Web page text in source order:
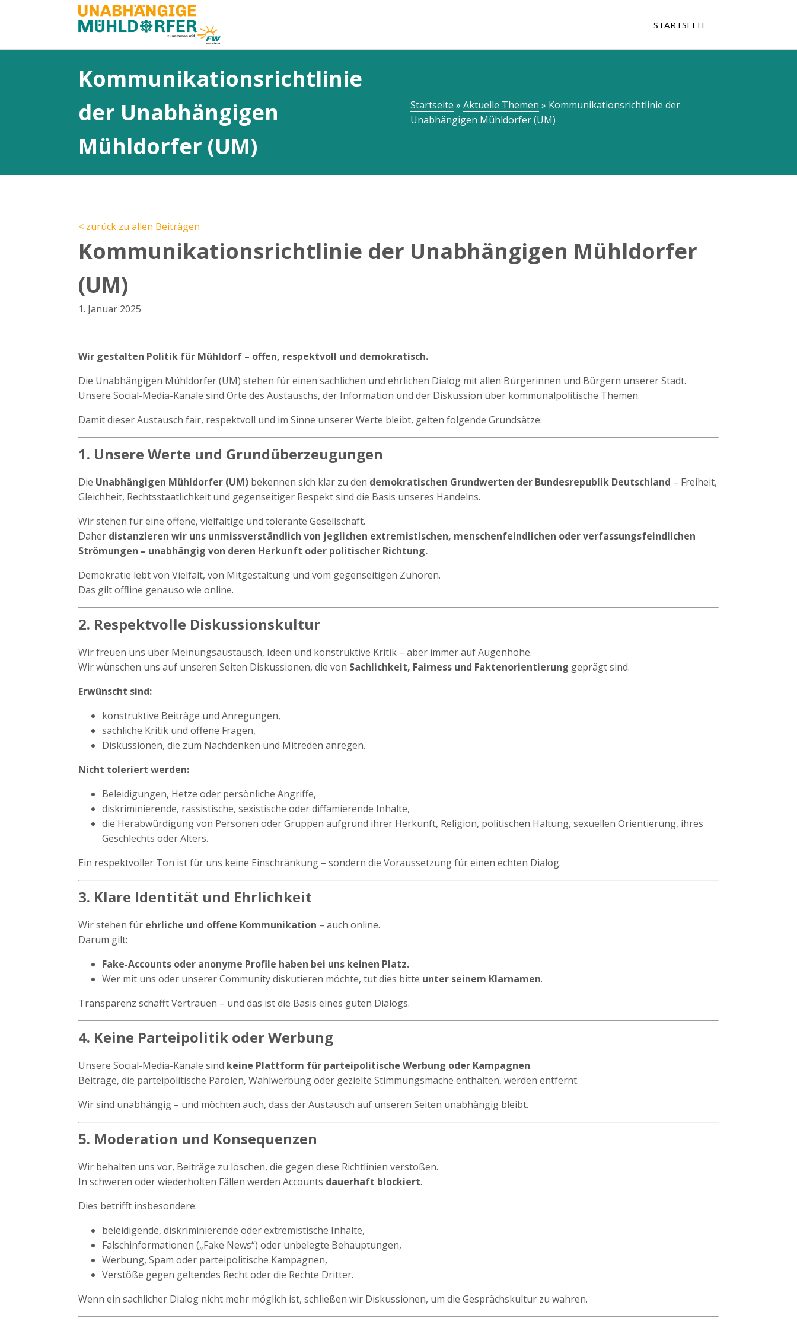
STARTSEITE
Kommunikationsrichtlinie
der Unabhängigen
Mühldorfer (UM)
Startseite » Aktuelle Themen » Kommunikationsrichtlinie der
Unabhängigen Mühldorfer (UM)
< zurück zu allen Beiträgen
Kommunikationsrichtlinie der Unabhängigen Mühldorfer
(UM)
1. Januar 2025
Wir gestalten Politik für Mühldorf – offen, respektvoll und demokratisch.
Die Unabhängigen Mühldorfer (UM) stehen für einen sachlichen und ehrlichen Dialog mit allen Bürgerinnen und Bürgern unserer Stadt.
Unsere Social-Media-Kanäle sind Orte des Austauschs, der Information und der Diskussion über kommunalpolitische Themen.
Damit dieser Austausch fair, respektvoll und im Sinne unserer Werte bleibt, gelten folgende Grundsätze:
1. Unsere Werte und Grundüberzeugungen
Die Unabhängigen Mühldorfer (UM) bekennen sich klar zu den demokratischen Grundwerten der Bundesrepublik Deutschland – Freiheit,
Gleichheit, Rechtsstaatlichkeit und gegenseitiger Respekt sind die Basis unseres Handelns.
Wir stehen für eine offene, vielfältige und tolerante Gesellschaft.
Daher distanzieren wir uns unmissverständlich von jeglichen extremistischen, menschenfeindlichen oder verfassungsfeindlichen
Strömungen – unabhängig von deren Herkunft oder politischer Richtung.
Demokratie lebt von Vielfalt, von Mitgestaltung und vom gegenseitigen Zuhören.
Das gilt offline genauso wie online.
2. Respektvolle Diskussionskultur
Wir freuen uns über Meinungsaustausch, Ideen und konstruktive Kritik – aber immer auf Augenhöhe.
Wir wünschen uns auf unseren Seiten Diskussionen, die von Sachlichkeit, Fairness und Faktenorientierung geprägt sind.
Erwünscht sind:
konstruktive Beiträge und Anregungen,
sachliche Kritik und offene Fragen,
Diskussionen, die zum Nachdenken und Mitreden anregen.
Nicht toleriert werden:
Beleidigungen, Hetze oder persönliche Angriffe,
diskriminierende, rassistische, sexistische oder diffamierende Inhalte,
die Herabwürdigung von Personen oder Gruppen aufgrund ihrer Herkunft, Religion, politischen Haltung, sexuellen Orientierung, ihres
Geschlechts oder Alters.
Ein respektvoller Ton ist für uns keine Einschränkung – sondern die Voraussetzung für einen echten Dialog.
3. Klare Identität und Ehrlichkeit
Wir stehen für ehrliche und offene Kommunikation – auch online.
Darum gilt:
Fake-Accounts oder anonyme Profile haben bei uns keinen Platz.
Wer mit uns oder unserer Community diskutieren möchte, tut dies bitte unter seinem Klarnamen.
Transparenz schafft Vertrauen – und das ist die Basis eines guten Dialogs.
4. Keine Parteipolitik oder Werbung
Unsere Social-Media-Kanäle sind keine Plattform für parteipolitische Werbung oder Kampagnen.
Beiträge, die parteipolitische Parolen, Wahlwerbung oder gezielte Stimmungsmache enthalten, werden entfernt.
Wir sind unabhängig – und möchten auch, dass der Austausch auf unseren Seiten unabhängig bleibt.
5. Moderation und Konsequenzen
Wir behalten uns vor, Beiträge zu löschen, die gegen diese Richtlinien verstoßen.
In schweren oder wiederholten Fällen werden Accounts dauerhaft blockiert.
Dies betrifft insbesondere:
beleidigende, diskriminierende oder extremistische Inhalte,
Falschinformationen („Fake News“) oder unbelegte Behauptungen,
Werbung, Spam oder parteipolitische Kampagnen,
Verstöße gegen geltendes Recht oder die Rechte Dritter.
Wenn ein sachlicher Dialog nicht mehr möglich ist, schließen wir Diskussionen, um die Gesprächskultur zu wahren.